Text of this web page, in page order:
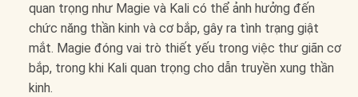
quan trọng như Magie và Kali có thể ảnh hưởng đến
chức năng thần kinh và cơ bắp, gây ra tình trạng giật
mắt. Magie đóng vai trò thiết yếu trong việc thư giãn cơ
bắp, trong khi Kali quan trọng cho dẫn truyền xung thần
kinh.